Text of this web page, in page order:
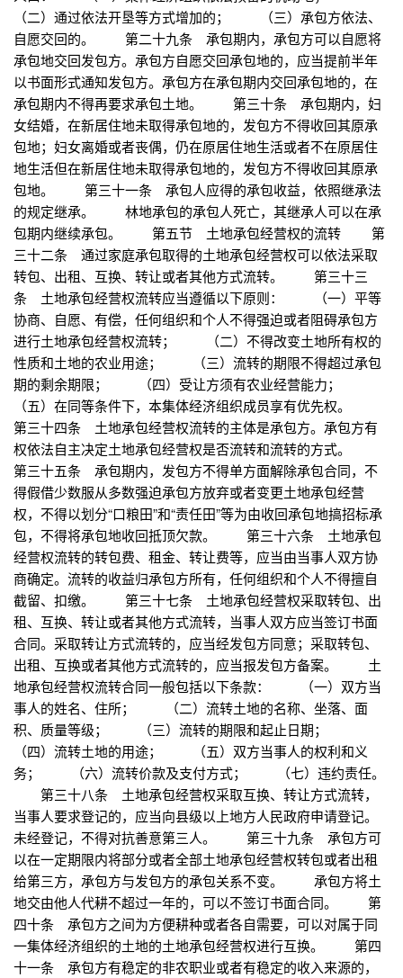
（二）通过依法开垦等方式增加的； （三）承包方依法、
自愿交回的。 第二十九条 承包期内，承包方可以自愿将
承包地交回发包方。承包方自愿交回承包地的，应当提前半年
以书面形式通知发包方。承包方在承包期内交回承包地的，在
承包期内不得再要求承包土地。 第三十条 承包期内，妇
女结婚，在新居住地未取得承包地的，发包方不得收回其原承
包地；妇女离婚或者丧偶，仍在原居住地生活或者不在原居住
地生活但在新居住地未取得承包地的，发包方不得收回其原承
包地。 第三十一条 承包人应得的承包收益，依照继承法
的规定继承。 林地承包的承包人死亡，其继承人可以在承
包期内继续承包。 第五节 土地承包经营权的流转 第
三十二条 通过家庭承包取得的土地承包经营权可以依法采取
转包、出租、互换、转让或者其他方式流转。 第三十三
条 土地承包经营权流转应当遵循以下原则： （一）平等
协商、自愿、有偿，任何组织和个人不得强迫或者阻碍承包方
进行土地承包经营权流转； （二）不得改变土地所有权的
性质和土地的农业用途； （三）流转的期限不得超过承包
期的剩余期限； （四）受让方须有农业经营能力；
（五）在同等条件下，本集体经济组织成员享有优先权。
第三十四条 土地承包经营权流转的主体是承包方。承包方有
权依法自主决定土地承包经营权是否流转和流转的方式。
第三十五条 承包期内，发包方不得单方面解除承包合同，不
得假借少数服从多数强迫承包方放弃或者变更土地承包经营
权，不得以划分“口粮田”和“责任田”等为由收回承包地搞招标承
包，不得将承包地收回抵顶欠款。 第三十六条 土地承包
经营权流转的转包费、租金、转让费等，应当由当事人双方协
商确定。流转的收益归承包方所有，任何组织和个人不得擅自
截留、扣缴。 第三十七条 土地承包经营权采取转包、出
租、互换、转让或者其他方式流转，当事人双方应当签订书面
合同。采取转让方式流转的，应当经发包方同意；采取转包、
出租、互换或者其他方式流转的，应当报发包方备案。 土
地承包经营权流转合同一般包括以下条款： （一）双方当
事人的姓名、住所； （二）流转土地的名称、坐落、面
积、质量等级； （三）流转的期限和起止日期；
（四）流转土地的用途； （五）双方当事人的权利和义
务； （六）流转价款及支付方式； （七）违约责任。
第三十八条 土地承包经营权采取互换、转让方式流转，
当事人要求登记的，应当向县级以上地方人民政府申请登记。
未经登记，不得对抗善意第三人。 第三十九条 承包方可
以在一定期限内将部分或者全部土地承包经营权转包或者出租
给第三方，承包方与发包方的承包关系不变。 承包方将土
地交由他人代耕不超过一年的，可以不签订书面合同。 第
四十条 承包方之间为方便耕种或者各自需要，可以对属于同
一集体经济组织的土地的土地承包经营权进行互换。 第四
十一条 承包方有稳定的非农职业或者有稳定的收入来源的，